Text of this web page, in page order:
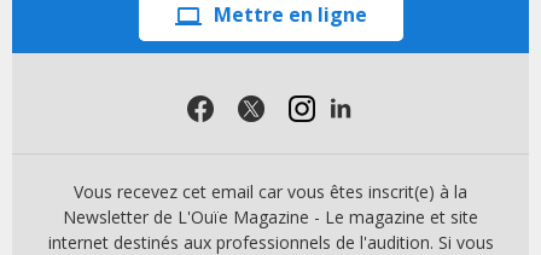
Mettre en ligne
Vous recevez cet email car vous êtes inscrit(e) à la
Newsletter de L'Ouïe Magazine - Le magazine et site
internet destinés aux professionnels de l'audition. Si vous